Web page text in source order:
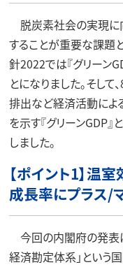
脱炭素社会の実現に
することが重要な課題
針2022では『グリーン
とになりました。そし
排出など経済活動によ
を示す『グリーンGDP
しました。
【ポイント1】温
成長率にプラス/
今回の内閣府の発表
経済勘定体系」という